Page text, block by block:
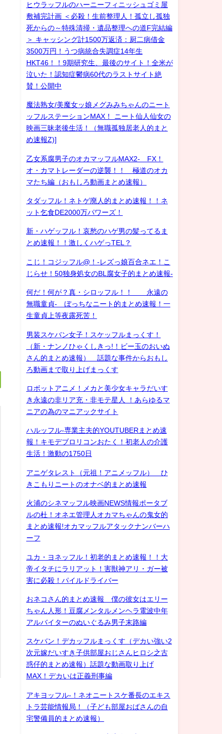
ヒウラッフルのハーニーフィニッシュゴミ屋
敷補完計画 ＜必殺！生前整理人！孤立し孤独
死からの～特殊清掃・遺品整理への道F完結編
＞ キャッシング計1500万返済：厨二病借金
3500万円！うつ病統合失調症14年生
HKT46！！9期研究生、最後のサイト！全米が
泣いた！認知症鬱病60代のラストサイト絶
賛！公開中
魔法熟女/美魔女ッ娘メグみみちゃんのニート
ッフルステーションMAX！ ニート仙人仙女の
映画三昧老後生活！（無職孤独居老人的まと
め速報Z)]
乙女系腐男子のオカマッフルMAX2- FX！
オ・カマトレーダーの逆襲！！ 極道のオカ
マたち編（おもしろ動画まとめ速報）
タダッフル！ネトゲ廃人的まとめ速報！！ネ
ット乞食DE2000万パワーズ！
新・ハゲッフル！哀愁のハゲ男の髪ってるま
とめ速報！！激しくハゲっTEL？
こじ！コジッフル@！-レズっ娘百合ネエ！こ
じらせ！50独身処女のBL腐女子的まとめ速報-
何だ！何が？真・シロッフル！！ 永遠の
無職童貞- ぼっちなニート的まとめ速報！一
生童貞上等夜露死苦！
男装スケバン女子！スケッフルまっくす！
（新・ナンノひゃくしきっ!！ビー玉のおいぬ
さん的まとめ速報） 話題な事件からおもし
ろ動画まで取り上げまっくす
ロボットアニメ！メカと美少女キャラだいす
き永遠の非リア充・非モテ星人 ！あらゆるマ
ニアの為のマニアックサイト
ハルッフル-専業主夫的YOUTUBERまとめ速
報！キモデブロリコンおたく！初老人の介護
生活！激動の1750日
アニゲタレスト（元祖！アニメッフル） ひ
きこもりニートのオナベ的まとめ速報
火浦のシネマッフル映画NEWS情報ポータブ
ルの杜！オネエ管理人オカマちゃんの鬼女的
まとめ速報!オカマッフルアタックナンバーハ
ーフ
ユカ・ヨネッフル！初老的まとめ速報！！大
帝イタチにラリアット！害獣神アリ・ガー被
害に必殺！パイルドライバー
おネコさん的まとめ速報 僕の彼女はエリー
ちゃん人形！豆腐メンタルメンヘラ電波中年
アルバイターのぬいぐるみ男子末路編
スケバン！デカッフルまっくす（デカい強い2
次元嫁だいすき子供部屋おじさんヒロシ之古
惑仔的まとめ速報）話題な動画取り上げ
MAX！デカいは正義刑事編
アキヨッフル-！ネオニートスケ番長のエキス
トラ芸能情報局！（子ども部屋おばさんの自
宅警備員的まとめ速報）